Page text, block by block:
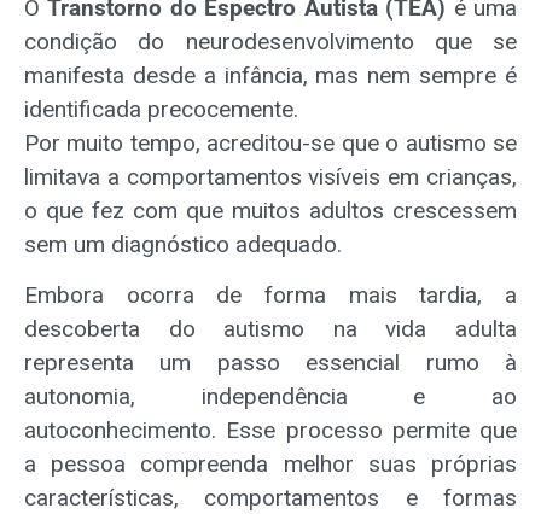
OTranstorno do Espectro Autista (TEA) é uma
condição do neurodesenvolvimento que se
manifesta desde a infância, mas nem sempre é
identificada precocemente.
Por muito tempo, acreditou-se que o autismo se
limitava a comportamentos visíveis em crianças,
o que fez com que muitos adultos crescessem
sem um diagnóstico adequado.
Embora ocorra de forma mais tardia, a
descoberta do autismo na vida adulta
representa um passo essencial rumo à
autonomia, independência e ao
autoconhecimento. Esse processo permite que
a pessoa compreenda melhor suas próprias
características, comportamentos e formas